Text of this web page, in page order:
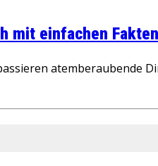
mit einfachen
atemberaubende